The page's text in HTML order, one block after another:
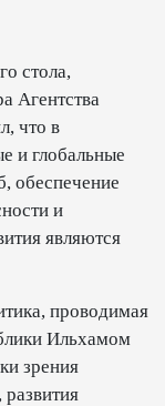
стола,
Агентства
что в
и глобальные
обеспечение
и
являются
проводимая
Ильхамом
зрения